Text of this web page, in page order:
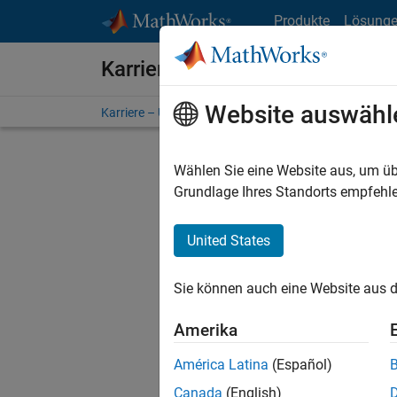
Produkte
Karriere bei MathWorks
Karriere – Übersicht Stellensuche
FILTER:
Stellen
Es
Region
Website
Wählen Sie eine Website aus, um
Grundlage Ihres Standorts
United States
Sie können auch eine Website aus
Amerika
América Latina (Español)
Canada (English)